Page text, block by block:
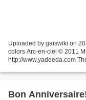
Uploaded by gaiswiki on
colors Arc-en-ciel © 2011
http://www.yadeeda.com
Bon